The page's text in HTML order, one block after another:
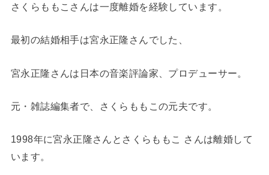
さくらももこさんは一度離婚を経験しています。
最初の結婚相手は宮永正隆さんでした、
宮永正隆さんは日本の音楽評論家、プロデューサー。
元・雑誌編集者で、さくらももこの元夫です。
1998年に宮永正隆さんとさくらももこ さんは離婚して
います。